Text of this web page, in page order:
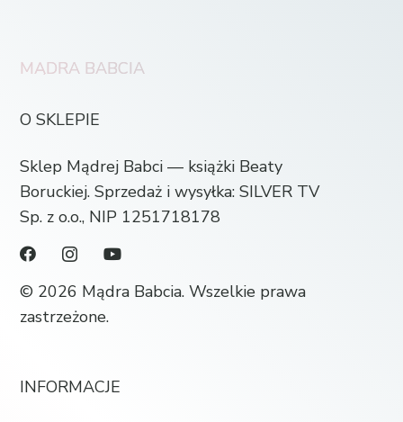
MĄDRA BABCIA
O SKLEPIE
Sklep Mądrej Babci — książki Beaty
Boruckiej. Sprzedaż i wysyłka: SILVER TV
Sp. z o.o., NIP 1251718178
© 2026 Mądra Babcia. Wszelkie prawa
zastrzeżone.
INFORMACJE